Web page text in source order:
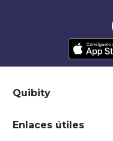
Quibity
Enlaces útiles